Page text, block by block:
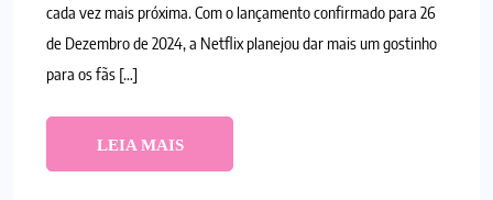
cada vez mais próxima. Com o lançamento confirmado para 26
de Dezembro de 2024, a Netflix planejou dar mais um gostinho
para os fãs […]
LEIA MAIS